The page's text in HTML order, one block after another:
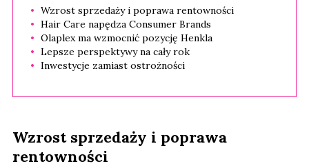
Wzrost sprzedaży i poprawa rentowności
Hair Care napędza Consumer Brands
Olaplex ma wzmocnić pozycję Henkla
Lepsze perspektywy na cały rok
Inwestycje zamiast ostrożności
Wzrost sprzedaży i poprawa
rentowności